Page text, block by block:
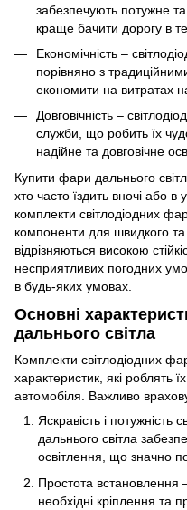
забезпечують потужне
краще бачити дорогу в
Економічність –
порівняно з
економити на витратах
Довговічність –
служби, що робить їх
надійне та довговічне
Купити фари дальнього
хто часто їздить вночі або
комплекти світлодіодних
компоненти для швидкого
відрізняються високою
несприятливих погодних
в будь-яких умовах.
Основні
дальнього світла
Комплекти світлодіодних
характеристик, які роблять
автомобіля. Важливо
Яскравість і потужність
дальнього світла
освітлення, що значно
Простота встановлення
необхідні кріплення та